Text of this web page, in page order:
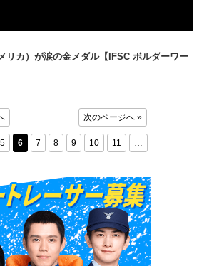
リカ）が涙の金メダル【IFSC ボルダーワー
5 6 7 8 9 10 11
次のページへ »